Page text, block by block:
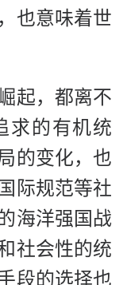
也意味着世
起，都离不
求的有机统
的变化，也
际规范等社
海洋强国战
社会性的统
段的选择也